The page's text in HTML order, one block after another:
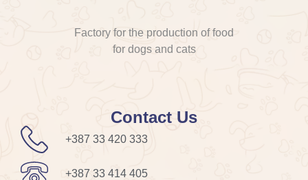
Factory for the production of food
for dogs and cats
Contact Us
+387 33 420 333
+387 33 414 405